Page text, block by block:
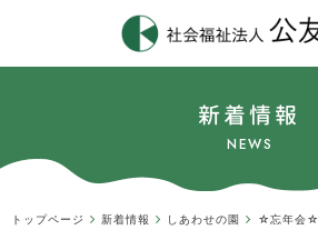
新着情報
NEWS
トップページ 新着情報 しあわせの園 ☆忘年会☆